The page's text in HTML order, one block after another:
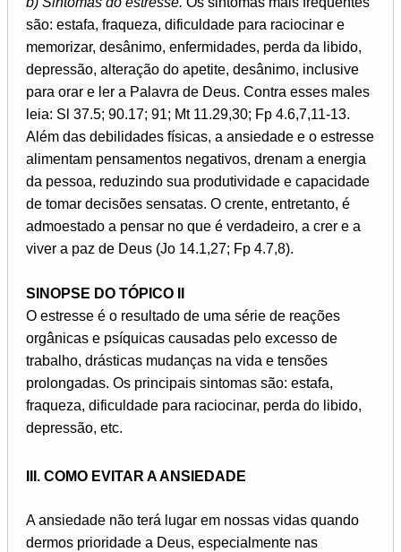
são: estafa, fraqueza, dificuldade para raciocinar e
memorizar, desânimo, enfermidades, perda da libido,
depressão, alteração do apetite, desânimo, inclusive
para orar e ler a Palavra de Deus. Contra esses males
leia: Sl 37.5; 90.17; 91; Mt 11.29,30; Fp 4.6,7,11-13.
Além das debilidades físicas, a ansiedade e o estresse
alimentam pensamentos negativos, drenam a energia
da pessoa, reduzindo sua produtividade e capacidade
de tomar decisões sensatas. O crente, entretanto, é
admoestado a pensar no que é verdadeiro, a crer e a
viver a paz de Deus (Jo 14.1,27; Fp 4.7,8).
SINOPSE DO TÓPICO II
O estresse é o resultado de uma série de reações
orgânicas e psíquicas causadas pelo excesso de
trabalho, drásticas mudanças na vida e tensões
prolongadas. Os principais sintomas são: estafa,
fraqueza, dificuldade para raciocinar, perda do libido,
depressão, etc.
III. COMO EVITAR A ANSIEDADE
A ansiedade não terá lugar em nossas vidas quando
dermos prioridade a Deus, especialmente nas